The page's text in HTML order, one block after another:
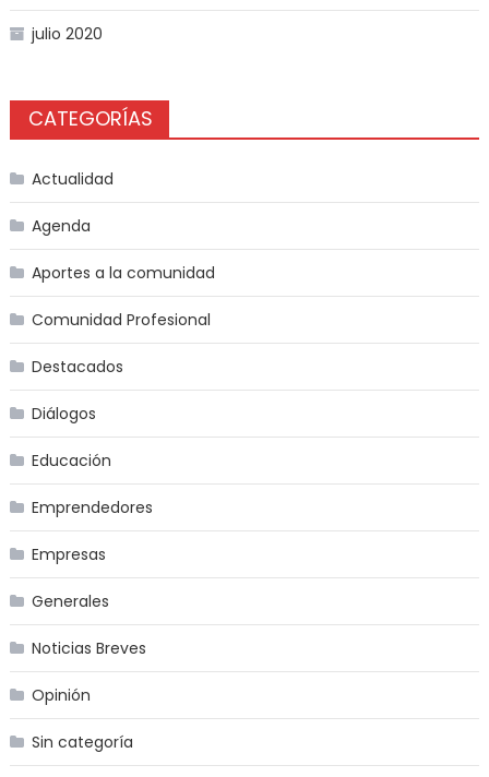
julio 2020
CATEGORÍAS
Actualidad
Agenda
Aportes a la comunidad
Comunidad Profesional
Destacados
Diálogos
Educación
Emprendedores
Empresas
Generales
Noticias Breves
Opinión
Sin categoría